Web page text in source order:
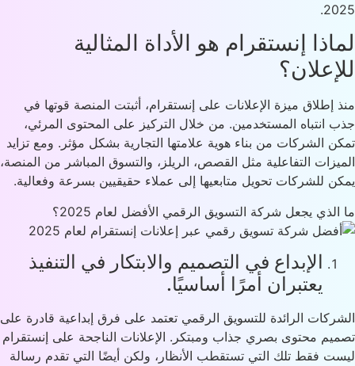
إنستقرام هو الأداة المثالية
إطلاق ميزة الإعلانات على إنستقرام، أثبتت المنصة قوتها في
انتباه المستخدمين. من خلال التركيز على المحتوى المرئي،
الشركات من بناء هوية علامتها التجارية بشكل مؤثر. ومع تزايد
التفاعلية مثل القصص، الريلز، والتسوق المباشر من المنصة،
للشركات تحويل متابعيها إلى عملاء حقيقيين بسرعة وفعالية.
يجعل شركة التسويق الرقمي الأفضل لعام 2025؟
الإبداع في التصميم والابتكار في التنفيذ
يعتبران أمرًا أساسيًا.
الرائدة للتسويق الرقمي تعتمد على فرق إبداعية قادرة على
محتوى بصري جذاب ومبتكر. الإعلانات الناجحة على إنستقرام
فقط تلك التي تستقطب الأنظار، ولكن أيضًا التي تقدم رسالة